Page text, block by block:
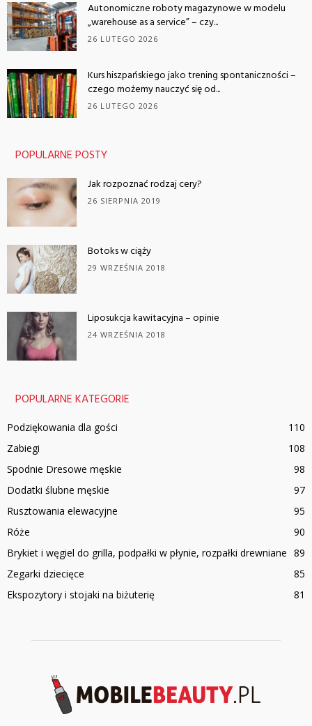
Autonomiczne roboty magazynowe w modelu
„warehouse as a service” – czy...
26 LUTEGO 2026
Kurs hiszpańskiego jako trening spontaniczności –
czego możemy nauczyć się od...
26 LUTEGO 2026
POPULARNE POSTY
Jak rozpoznać rodzaj cery?
26 SIERPNIA 2019
Botoks w ciąży
29 WRZEŚNIA 2018
Liposukcja kawitacyjna – opinie
24 WRZEŚNIA 2018
POPULARNE KATEGORIE
Podziękowania dla gości
110
Zabiegi
108
Spodnie Dresowe męskie
98
Dodatki ślubne męskie
97
Rusztowania elewacyjne
95
Róże
90
Brykiet i węgiel do grilla, podpałki w płynie, rozpałki drewniane 89
Zegarki dziecięce
85
Ekspozytory i stojaki na biżuterię
81